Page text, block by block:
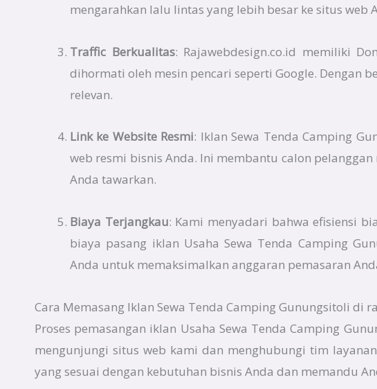
mengarahkan lalu lintas yang lebih besar ke situs web
Traffic Berkualitas: Rajawebdesign.co.id memiliki
dihormati oleh mesin pencari seperti Google. Dengan
relevan.
Link ke Website Resmi: Iklan Sewa Tenda Camping
web resmi bisnis Anda. Ini membantu calon
Anda tawarkan.
Biaya Terjangkau: Kami menyadari bahwa efisiensi
biaya pasang iklan Usaha Sewa Tenda Camping
Anda untuk memaksimalkan anggaran pemasaran
Cara Memasang Iklan Sewa Tenda Camping Gunungsitoli di
Proses pemasangan iklan Usaha Sewa Tenda Camping
mengunjungi situs web kami dan menghubungi tim
yang sesuai dengan kebutuhan bisnis Anda dan memandu